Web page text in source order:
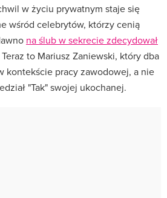
w życiu prywatnym staje się
wśród celebrytów, którzy cenią
na ślub w sekrecie zdecydował
Teraz to Mariusz Zaniewski, który dba
kontekście pracy zawodowej, a nie
"Tak" swojej ukochanej.